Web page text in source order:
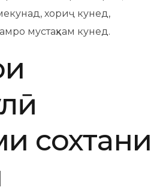
хориҷ кунед,
мустаҳкам кунед.
сохтани